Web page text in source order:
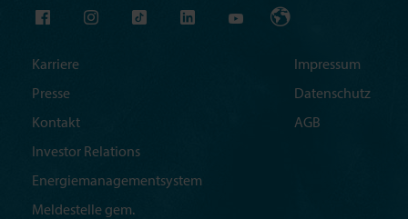
Karriere
Presse
Kontakt
Investor Relations
Energiemanagementsystem
Meldestelle gem.
Impressum
Datenschutz
AGB